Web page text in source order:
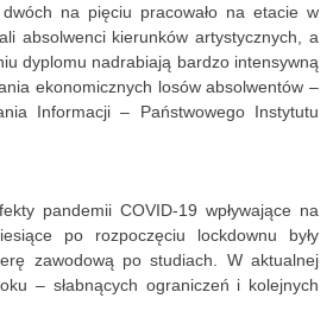
na pięciu pracowało na etacie w
absolwenci kierunków artystycznych, a
dyplomu nadrabiają bardzo intensywną
ekonomicznych losów absolwentów –
Informacji – Państwowego Instytutu
pandemii COVID-19 wpływające na
po rozpoczęciu lockdownu były
zawodową po studiach. W aktualnej
– słabnących ograniczeń i kolejnych